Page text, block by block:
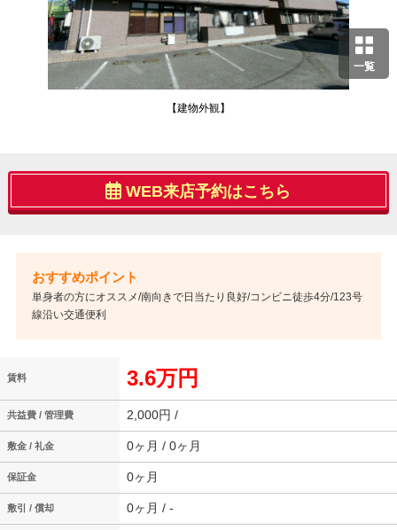
一覧
【建物外観】
WEB来店予約はこちら
単身者の方にオススメ/南向きで日当たり良好/コンビニ徒歩4分/123号
線沿い交通便利
賃料 3.6万円
共益費 / 管理費 2,000円 /
敷金 / 礼金 0ヶ月 / 0ヶ月
保証金 0ヶ月
敷引 / 償却 0ヶ月 / -